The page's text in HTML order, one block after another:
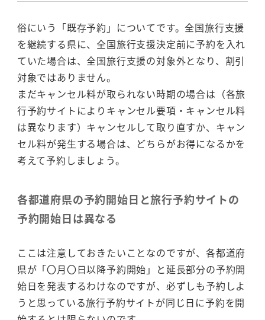
俗にいう「既存予約」についてです。全国旅行支援
を継続する県に、全国旅行支援決定前に予約を入れ
ていた場合は、全国旅行支援の対象外となり、割引
対象ではありません。
まだキャンセル料が取られない時期の場合は（各旅
行予約サイトによりキャンセル要項・キャンセル料
は異なります）キャンセルして取り直すか、キャン
セル料が発生する場合は、どちらがお得になるかを
考えて予約しましょう。
各都道府県の予約開始日と旅行予約サイトの
予約開始日は異なる
ここは注意しておきたいことなのですが、各都道府
県が「〇月〇日以降予約開始」と延長部分の予約開
始日を発表するわけなのですが、必ずしも予約しよ
うと思っている旅行予約サイトが同じ日に予約を開